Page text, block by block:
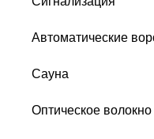
Автоматические
Сауна
Оптическое волокно